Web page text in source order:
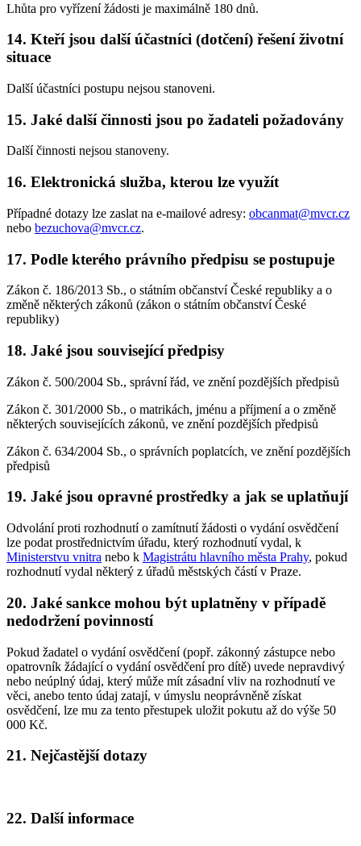
Lhůta pro vyřízení žádosti je maximálně 180 dnů.
14. Kteří jsou další účastníci (dotčení) řešení životní
situace
Další účastníci postupu nejsou stanoveni.
15. Jaké další činnosti jsou po žadateli požadovány
Další činnosti nejsou stanoveny.
16. Elektronická služba, kterou lze využít
Případné dotazy lze zaslat na e-mailové adresy: obcanmat@mvcr.cz
nebo bezuchova@mvcr.cz.
17. Podle kterého právního předpisu se postupuje
Zákon č. 186/2013 Sb., o státním občanství České republiky a o
změně některých zákonů (zákon o státním občanství České
republiky)
18. Jaké jsou související předpisy
Zákon č. 500/2004 Sb., správní řád, ve znění pozdějších předpisů
Zákon č. 301/2000 Sb., o matrikách, jménu a příjmení a o změně
některých souvisejících zákonů, ve znění pozdějších předpisů
Zákon č. 634/2004 Sb., o správních poplatcích, ve znění pozdějších
předpisů
19. Jaké jsou opravné prostředky a jak se uplatňují
Odvolání proti rozhodnutí o zamítnutí žádosti o vydání osvědčení
lze podat prostřednictvím úřadu, který rozhodnutí vydal, k
Ministerstvu vnitra nebo k Magistrátu hlavního města Prahy, pokud
rozhodnutí vydal některý z úřadů městských částí v Praze.
20. Jaké sankce mohou být uplatněny v případě
nedodržení povinností
Pokud žadatel o vydání osvědčení (popř. zákonný zástupce nebo
opatrovník žádající o vydání osvědčení pro dítě) uvede nepravdivý
nebo neúplný údaj, který může mít zásadní vliv na rozhodnutí ve
věci, anebo tento údaj zatají, v úmyslu neoprávněně získat
osvědčení, lze mu za tento přestupek uložit pokutu až do výše 50
000 Kč.
21. Nejčastější dotazy
22. Další informace